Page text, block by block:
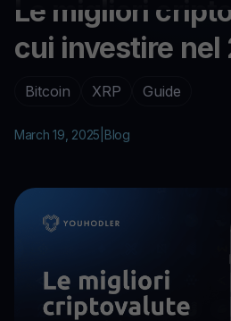
Le migliori
cui investire nel
Bitcoin XRP Guide
March 19, 2025 Blog